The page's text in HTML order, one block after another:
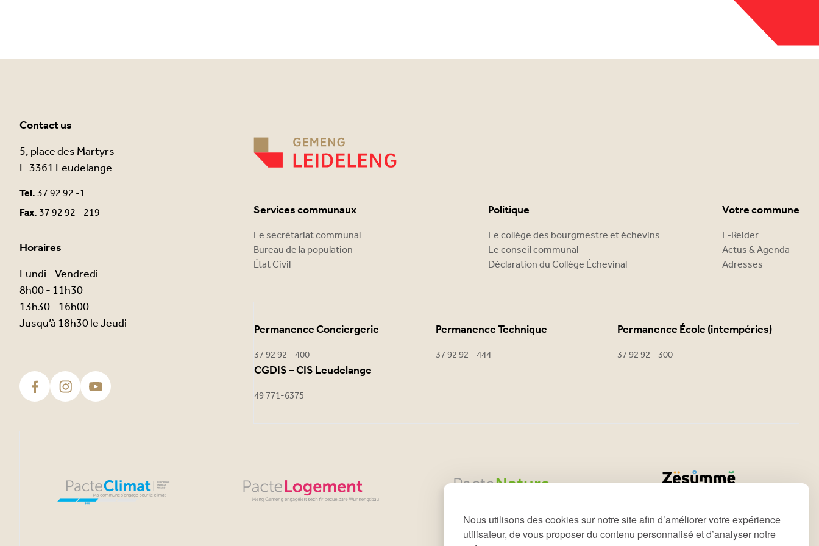
Nous utilisons des cookies sur notre site afin d’améliorer votre expérience
utilisateur, de vous proposer du contenu personnalisé et d’analyser notre
Contact us
5, place des Martyrs
L-3361 Leudelange
Tel.37 92 92 -1
Fax.37 92 92 - 219
Horaires
Lundi - Vendredi
8h00 - 11h30
13h30 - 16h00
Jusqu’à 18h30 le Jeudi
Services communaux
Le secrétariat communal
Bureau de la population
État Civil
Politique
Le collège des bourgmestre et échevins
Le conseil communal
Déclaration du Collège Échevinal
Votre commune
E-Reider
Actus & Agenda
Adresses
Permanence Conciergerie
37 92 92 - 400
Permanence Technique
37 92 92 - 444
Permanence École (intempéries)
37 92 92 - 300
CGDIS – CIS Leudelange
49 771-6375